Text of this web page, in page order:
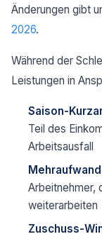
Änderungen gibt
2026.
Während der
Leistungen in
Saison-
Teil des
Arbeitsausfall
Arbeitnehmer,
weiterarbeiten
Zuschuss-